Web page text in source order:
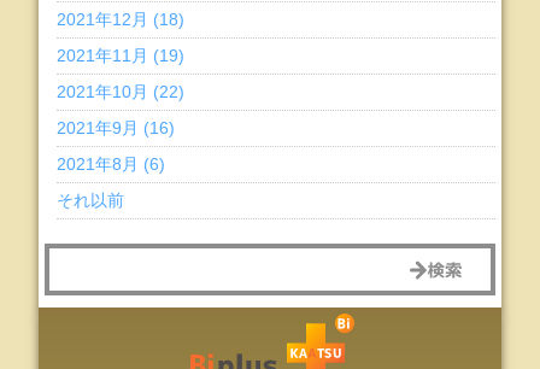
2021年12月 (18)
2021年11月 (19)
2021年10月 (22)
2021年9月 (16)
2021年8月 (6)
それ以前